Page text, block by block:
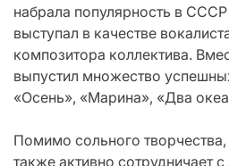
набрала популярность в
выступал в качестве
композитора коллектива.
выпустил множество
«Осень», «Марина», «Два
Помимо сольного
также активно сотрудничает